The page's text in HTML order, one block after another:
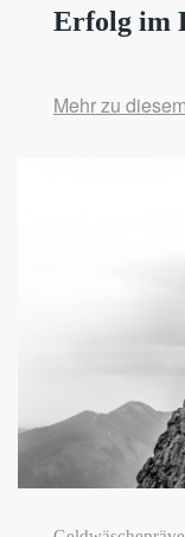
Erfolg im
Mehr zu